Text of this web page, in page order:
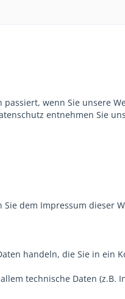
wenn Sie unsere
entnehmen Sie
dem Impressum dieser
handeln, die Sie in ein
technische Daten